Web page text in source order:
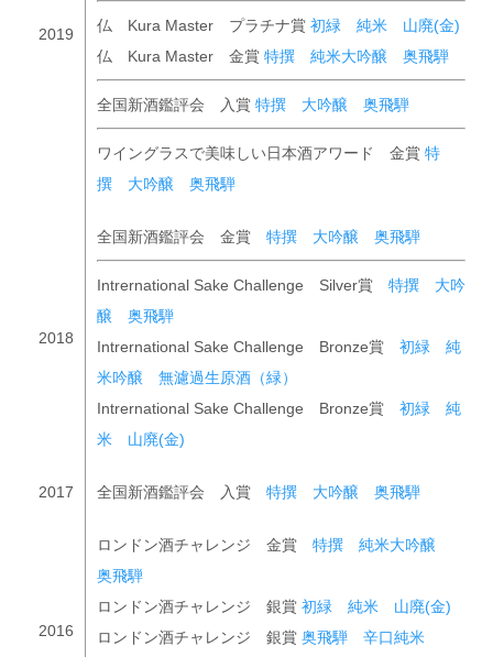
2019 仏 Kura Master プラチナ賞 初緑 純米 山廃(金)
仏 Kura Master 金賞 特撰 純米大吟醸 奥飛騨
全国新酒鑑評会 入賞 特撰 大吟醸 奥飛騨
ワイングラスで美味しい日本酒アワード 金賞 特
撰 大吟醸 奥飛騨
2018
全国新酒鑑評会 金賞 特撰 大吟醸 奥飛騨
Intrernational Sake Challenge Silver賞 特撰 大吟
醸 奥飛騨
Intrernational Sake Challenge Bronze賞 初緑 純
米吟醸 無濾過生原酒（緑）
Intrernational Sake Challenge Bronze賞 初緑 純
米 山廃(金)
2017 全国新酒鑑評会 入賞 特撰 大吟醸 奥飛騨
2016
ロンドン酒チャレンジ 金賞 特撰 純米大吟醸
奥飛騨
ロンドン酒チャレンジ 銀賞 初緑 純米 山廃(金)
ロンドン酒チャレンジ 銀賞 奥飛騨 辛口純米